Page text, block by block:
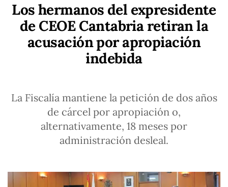
Los hermanos del expresidente
de CEOE Cantabria retiran la
acusación por apropiación
indebida
La Fiscalía mantiene la petición de dos años
de cárcel por apropiación o,
alternativamente, 18 meses por
administración desleal.